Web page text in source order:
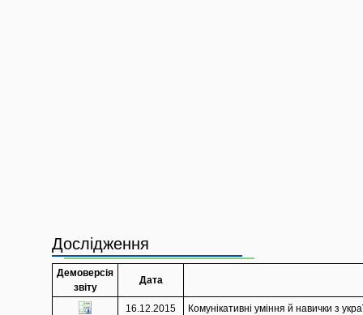
Дослідження
Демоверсія
звіту
Дата
16.12.2015 Комунікативні уміння й навички з